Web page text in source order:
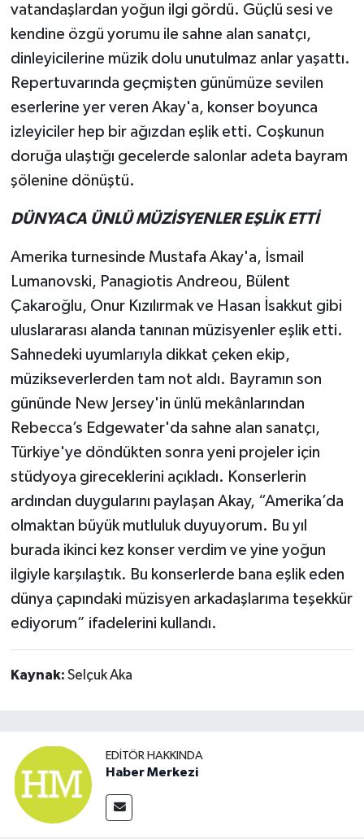
vatandaşlardan yoğun ilgi gördü. Güçlü sesi ve
kendine özgü yorumu ile sahne alan sanatçı,
dinleyicilerine müzik dolu unutulmaz anlar yaşattı.
Repertuvarında geçmişten günümüze sevilen
eserlerine yer veren Akay'a, konser boyunca
izleyiciler hep bir ağızdan eşlik etti. Coşkunun
doruğa ulaştığı gecelerde salonlar adeta bayram
şölenine dönüştü.
DÜNYACA ÜNLÜ MÜZİSYENLER EŞLİK ETTİ
Amerika turnesinde Mustafa Akay'a, İsmail
Lumanovski, Panagiotis Andreou, Bülent
Çakaroğlu, Onur Kızılırmak ve Hasan İsakkut gibi
uluslararası alanda tanınan müzisyenler eşlik etti.
Sahnedeki uyumlarıyla dikkat çeken ekip,
müzikseverlerden tam not aldı. Bayramın son
gününde New Jersey'in ünlü mekânlarından
Rebecca’s Edgewater'da sahne alan sanatçı,
Türkiye'ye döndükten sonra yeni projeler için
stüdyoya gireceklerini açıkladı. Konserlerin
ardından duygularını paylaşan Akay, “Amerika’da
olmaktan büyük mutluluk duyuyorum. Bu yıl
burada ikinci kez konser verdim ve yine yoğun
ilgiyle karşılaştık. Bu konserlerde bana eşlik eden
dünya çapındaki müzisyen arkadaşlarıma teşekkür
ediyorum” ifadelerini kullandı.
Kaynak: Selçuk Aka
EDITÖR HAKKINDA
Haber Merkezi